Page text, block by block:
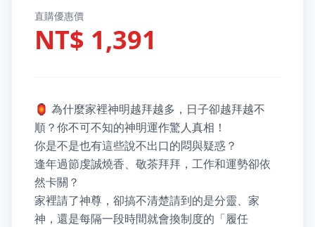
直購優惠價
NT$ 1,391
🏮 為什麼家裡神明越拜越多，日子卻越拜越不
順？你不可不知的神明運作驚人真相！
你是不是也有這些說不出口的悶與疑惑？
逢年過節虔誠燒香、敬茶拜拜，工作和運勢卻依
然卡關？
家裡請了神尊，卻搞不清楚請到的是分靈、家
神，還是每隔一段時間就會換制度的「履任